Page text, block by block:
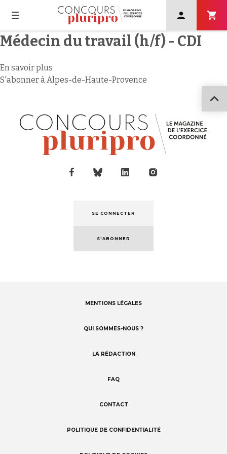
Skip
main
navigation
account
menu
Navigation
principale
Médecin du travail (h/f) - CDI
En savoir plus
Médecin
(h/f)
CDI
S'abonner à Alpes-de-Haute-Provence
SE CONNECTER
S'ABONNER
MENTIONS LÉGALES
QUI SOMMES-NOUS ?
LA RÉDACTION
FAQ
CONTACT
POLITIQUE DE CONFIDENTIALITÉ